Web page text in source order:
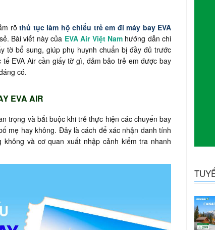
rõthủ tục làm hộ chiếu trẻ em đi máy bay EVA
Bài viết này của EVA Air Việt Nam hướng dẫn chi
tờ bổ sung, giúp phụ huynh chuẩn bị đầy đủ trước
EVA Air cần giấy tờ gì, đảm bảo trẻ em được bay
có.
EVA AIR
trọng và bắt buộc khi trẻ thực hiện các chuyến bay
mẹ hay không. Đây là cách để xác nhận danh tính
và cơ quan xuất nhập cảnh kiểm tra nhanh